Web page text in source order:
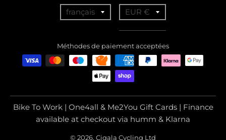
a
n
a
t
français
a
n
s
a
t
i
EUR €
Méthodes de paiement acceptées
Bike To Work | One4all & Me2You Gift Cards | Finance
available at checkout via humm & Klarna
© 2026, Cigala Cycling Ltd